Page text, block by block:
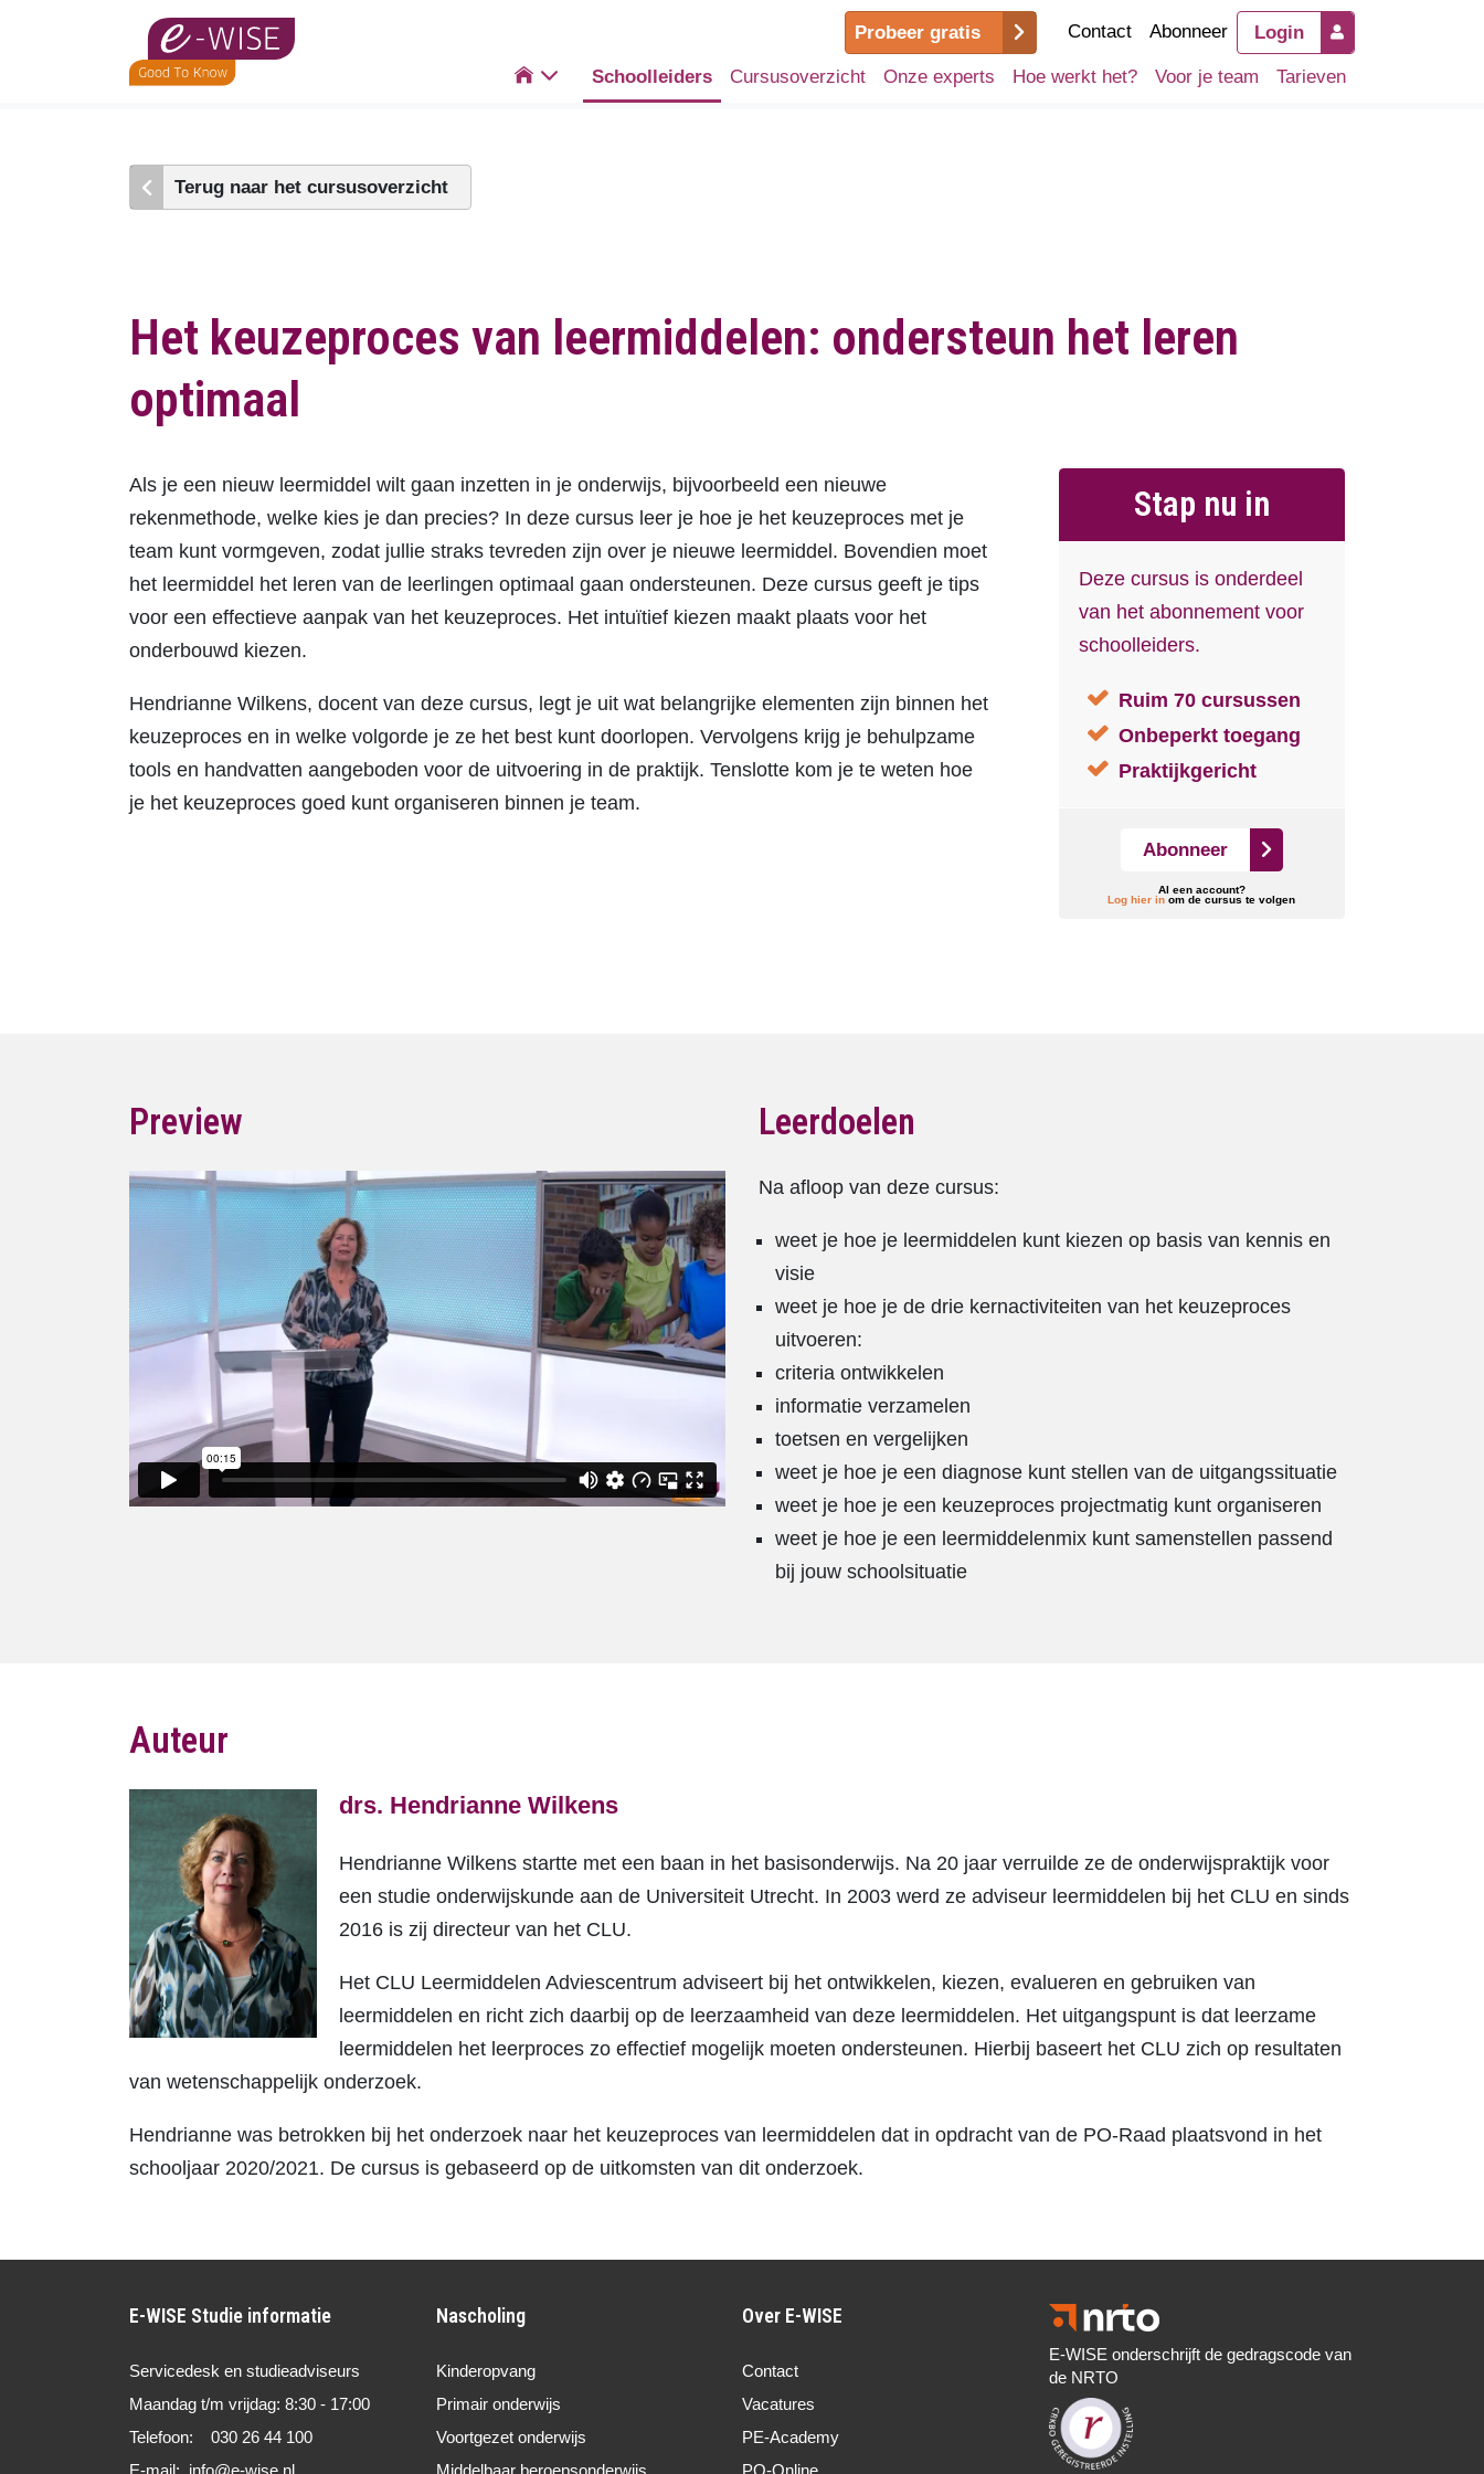
Probeer gratis Contact Abonneer Login
 Schoolleiders Cursusoverzicht Onze experts Hoe werkt het? Voor je team Tarieven
Terug naar het cursusoverzicht
Het keuzeproces van leermiddelen: ondersteun het leren
optimaal
Stap nu in
Deze cursus is onderdeel
van het abonnement voor
schoolleiders.
Ruim 70 cursussen
Onbeperkt toegang
Praktijkgericht
Abonneer
Al een account?
Log hier in om de cursus te volgen
Als je een nieuw leermiddel wilt gaan inzetten in je onderwijs, bijvoorbeeld een nieuwe
rekenmethode, welke kies je dan precies? In deze cursus leer je hoe je het keuzeproces met je
team kunt vormgeven, zodat jullie straks tevreden zijn over je nieuwe leermiddel. Bovendien moet
het leermiddel het leren van de leerlingen optimaal gaan ondersteunen. Deze cursus geeft je tips
voor een effectieve aanpak van het keuzeproces. Het intuïtief kiezen maakt plaats voor het
onderbouwd kiezen.
Hendrianne Wilkens, docent van deze cursus, legt je uit wat belangrijke elementen zijn binnen het
keuzeproces en in welke volgorde je ze het best kunt doorlopen. Vervolgens krijg je behulpzame
tools en handvatten aangeboden voor de uitvoering in de praktijk. Tenslotte kom je te weten hoe
je het keuzeproces goed kunt organiseren binnen je team.
Preview Leerdoelen
Na afloop van deze cursus:
weet je hoe je leermiddelen kunt kiezen op basis van kennis en
visie
weet je hoe je de drie kernactiviteiten van het keuzeproces
uitvoeren:
criteria ontwikkelen
informatie verzamelen
toetsen en vergelijken
weet je hoe je een diagnose kunt stellen van de uitgangssituatie
weet je hoe je een keuzeproces projectmatig kunt organiseren
weet je hoe je een leermiddelenmix kunt samenstellen passend
bij jouw schoolsituatie
Auteur
drs. Hendrianne Wilkens
Hendrianne Wilkens startte met een baan in het basisonderwijs. Na 20 jaar verruilde ze de onderwijspraktijk voor
een studie onderwijskunde aan de Universiteit Utrecht. In 2003 werd ze adviseur leermiddelen bij het CLU en sinds
2016 is zij directeur van het CLU.
Het CLU Leermiddelen Adviescentrum adviseert bij het ontwikkelen, kiezen, evalueren en gebruiken van
leermiddelen en richt zich daarbij op de leerzaamheid van deze leermiddelen. Het uitgangspunt is dat leerzame
leermiddelen het leerproces zo effectief mogelijk moeten ondersteunen. Hierbij baseert het CLU zich op resultaten
van wetenschappelijk onderzoek.
Hendrianne was betrokken bij het onderzoek naar het keuzeproces van leermiddelen dat in opdracht van de PO-Raad plaatsvond in het
schooljaar 2020/2021. De cursus is gebaseerd op de uitkomsten van dit onderzoek.
E-WISE Studie informatie
Servicedesk en studieadviseurs
Maandag t/m vrijdag: 8:30 - 17:00
Telefoon: 030 26 44 100
E-mail: info@e-wise.nl
Nascholing
Kinderopvang
Primair onderwijs
Voortgezet onderwijs
Middelbaar beroepsonderwijs
Over E-WISE
Contact
Vacatures
PE-Academy
PO-Online
E-WISE onderschrijft de gedragscode van
de NRTO